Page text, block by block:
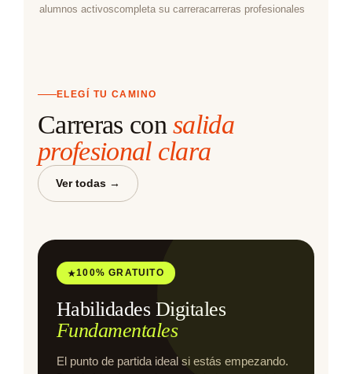
alumnos activoscompleta su carreracarreras profesionales
ELEGÍ TU CAMINO
Carreras consalida
profesional clara
Ver todas →
★100% GRATUITO
Habilidades Digitales
Fundamentales
El punto de partida ideal si estás empezando.